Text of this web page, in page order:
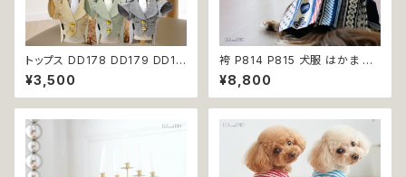
トップス DD178 DD179 DD18
0 タキシード スーツ フォーマル
蝶ネクタイ ネクタイ リボン 犬
猫 ペット 服 犬の服 猫の服 犬
かっこいい クール シャツ 返品
交換不可
¥3,500
袴 P814 P815 犬服 はかま 和
柄 和装 ドッグウェア ドッグ ウェ
ア ドッグウエア 犬 猫 服 犬服
猫服 犬の服 猫の服 おしゃれ 小
不可
¥8,800